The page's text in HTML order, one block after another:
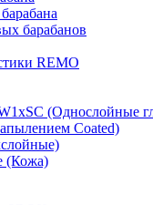
барабанов
REMO
(Однослойные
Coated)
(Кожа)